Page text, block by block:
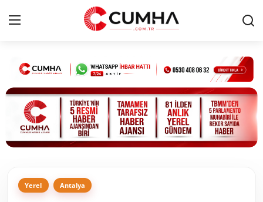
Kurumsal
Cumhurbaşkanlığı
Bakanlıklar
Siyasi Partiler
Yerel Antalya